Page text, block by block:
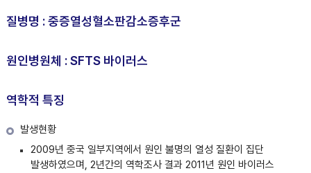
질병명 : 중증열성혈소판감소증후군
원인병원체 : SFTS 바이러스
역학적 특징
발생현황
2009년 중국 일부지역에서 원인 불명의 열성 질환이 집단
발생하였으며, 2년간의 역학조사 결과 2011년 원인 바이러스